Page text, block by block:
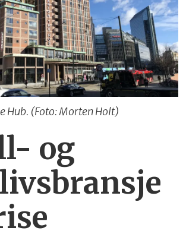
Hub. (Foto: Morten Holt)
og